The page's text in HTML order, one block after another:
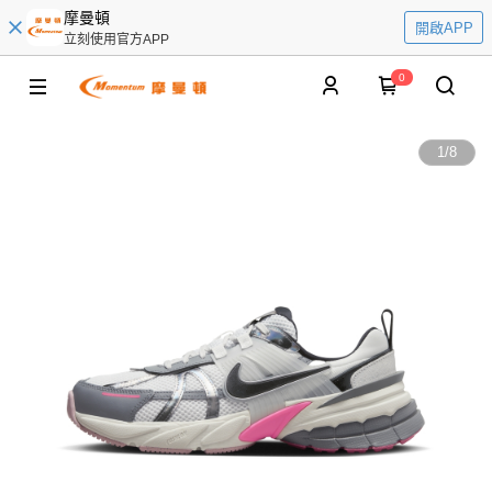
摩曼頓
立刻使用官方APP
開啟APP
0
1/8